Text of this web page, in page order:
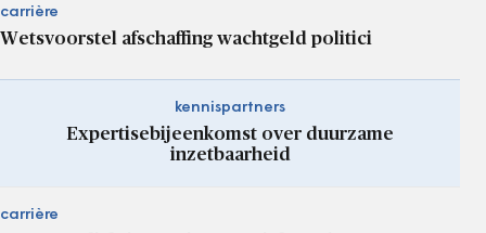
carrière
Wetsvoorstel afschaffing wachtgeld politici
kennispartners
Expertisebijeenkomst over duurzame
inzetbaarheid
carrière